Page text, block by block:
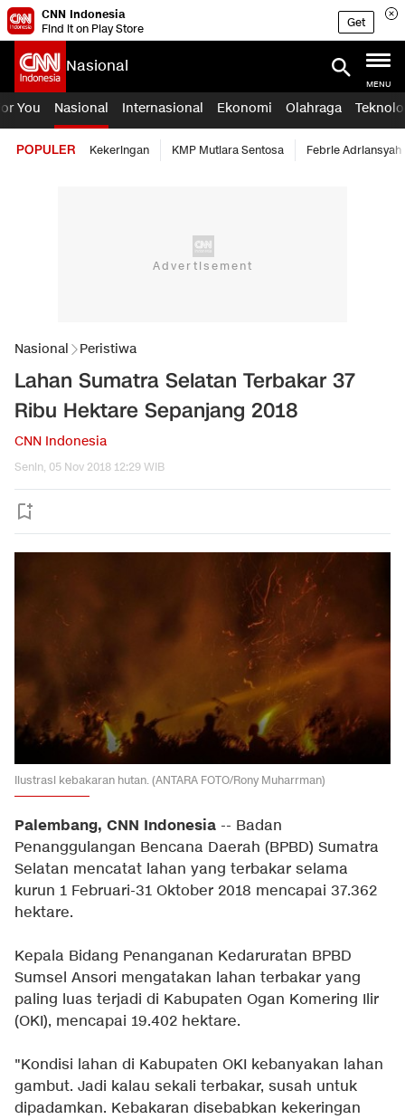
CNN Indonesia
Find it on Play Store
Get
Nasional
MENU
You Nasional Internasional Ekonomi Olahraga
POPULER Kekeringan KMP Mutiara Sentosa Febrie Adriansyah
Nasional Peristiwa
Lahan Sumatra Selatan Terbakar 37
Ribu Hektare Sepanjang 2018
CNN Indonesia
Senin, 05 Nov 2018 12:29 WIB
Ilustrasi kebakaran hutan. (ANTARA FOTO/Rony Muharrman)
Palembang, CNN Indonesia -- Badan
Penanggulangan Bencana Daerah (BPBD) Sumatra
Selatan mencatat lahan yang terbakar selama
kurun 1 Februari-31 Oktober 2018 mencapai 37.362
hektare.
Kepala Bidang Penanganan Kedaruratan BPBD
Sumsel Ansori mengatakan lahan terbakar yang
paling luas terjadi di Kabupaten Ogan Komering Ilir
(OKI), mencapai 19.402 hektare.
"Kondisi lahan di Kabupaten OKI kebanyakan lahan
gambut. Jadi kalau sekali terbakar, susah untuk
dipadamkan. Kebakaran disebabkan kekeringan